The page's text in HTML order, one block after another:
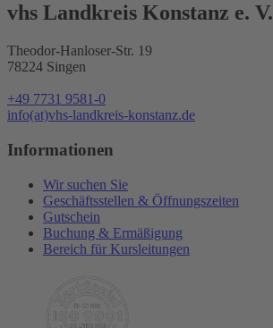
vhs Landkreis Konstanz e. V.
Theodor-Hanloser-Str. 19
78224 Singen
+49 7731 9581-0
info(at)vhs-landkreis-konstanz.de
Informationen
Wir suchen Sie
Geschäftsstellen & Öffnungszeiten
Gutschein
Buchung & Ermäßigung
Bereich für Kursleitungen